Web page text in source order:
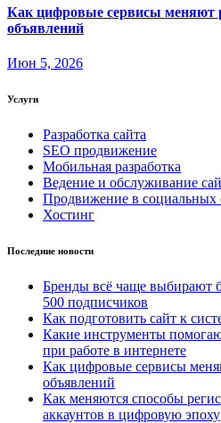
Как цифровые сервисы меняют
объявлений
Июн 5, 2026
Услуги
Разработка сайта
SEO продвижение
Мобильная разработка
Ведение и обслуживание
Продвижение в социальных
Хостинг
Последние новости
Бренды всё чаще выбирают
500 подписчиков
Как подготовить сайт к
Какие инструменты
при работе в интернете
Как цифровые сервисы
объявлений
Как меняются способы
аккаунтов в цифровую эпоху